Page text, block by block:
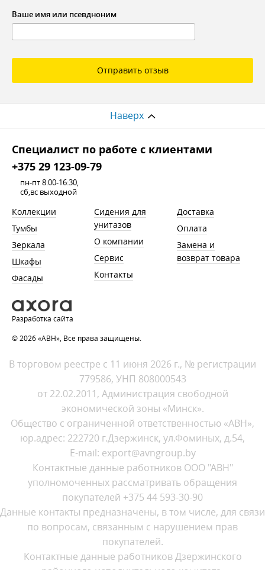
Ваше имя или псевдноним
Отправить отзыв
Наверх
Cпециалист по работе с клиентами
+375 29 123-09-79
пн-пт 8:00-16:30,
сб,вс выходной
Коллекции
Тумбы
Зеркала
Шкафы
Фасады
Сидения для
унитазов
О компании
Сервис
Контакты
Доставка
Оплата
Замена и
возврат товара
Разработка сайта
© 2026 «АВН», Все права защищены.
В торговом реестре с 11 июня 2026 г., № регистрации
779586, УНП 808000543
от 22.02.2011, Администрация свободной
экономической зоны «Минск».
Общество с ограниченной ответственностью «АВН»,
юр.адрес: 222720 г.Дзержинск, ул.Фоминых, д.54,
E-mail: export@avngroup.by
Контактные данные работников ООО "АВН"
уполномоченных рассматривать обращения
покупателей +375 44 593-30-90
Данные контакты предназначены, в том числе, для связи
по вопросам, связанным с нарушением прав
покупателей.
Контактные данные работников Дзержинского